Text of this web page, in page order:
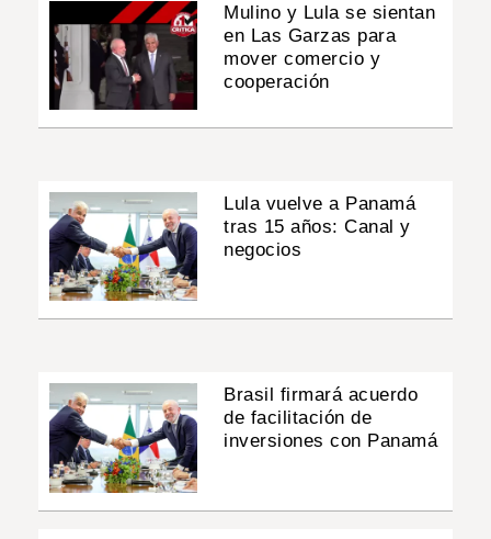
Mulino y Lula se sientan
en Las Garzas para
mover comercio y
cooperación
Lula vuelve a Panamá
tras 15 años: Canal y
negocios
Brasil firmará acuerdo
de facilitación de
inversiones con Panamá